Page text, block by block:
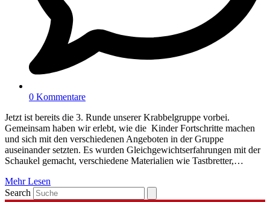
0 Kommentare
Jetzt ist bereits die 3. Runde unserer Krabbelgruppe vorbei.
Gemeinsam haben wir erlebt, wie die Kinder Fortschritte machen
und sich mit den verschiedenen Angeboten in der Gruppe
auseinander setzten. Es wurden Gleichgewichtserfahrungen mit der
Schaukel gemacht, verschiedene Materialien wie Tastbretter,…
Mehr Lesen
Search